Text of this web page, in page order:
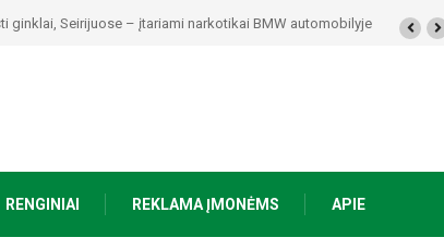
Putino tėviškėje skambės eilės, dainos ir arbatos puodelių šiluma
RENGINIAI REKLAMA ĮMONĖMS APIE